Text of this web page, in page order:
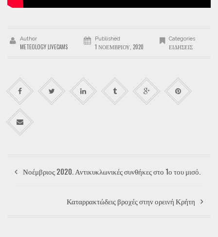
Author
METEOLOGY LIVECAMS
Published
1 ΝΟΕΜΒΡΊΟΥ, 2020
Categories
ΕΙΔΉΣΕΙΣ
Νοέμβριος 2020. Αντικυκλωνικές συνθήκες στο 1ο του μισό.
Καταρρακτώδεις βροχές στην ορεινή Κρήτη